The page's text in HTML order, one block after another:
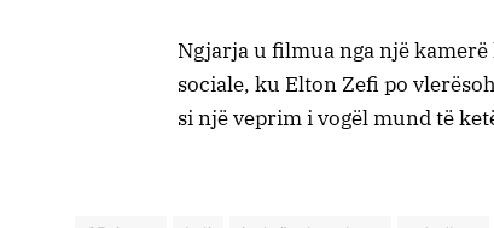
Ngjarja u filmua nga një
sociale, ku Elton Zefi po
si një veprim i vogël mund të